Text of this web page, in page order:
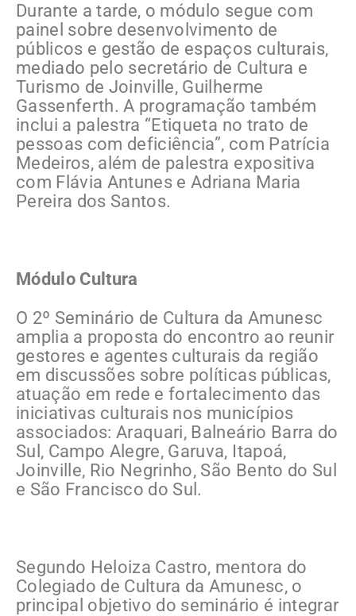
Durante a tarde, o módulo segue com
painel sobre desenvolvimento de
públicos e gestão de espaços culturais,
mediado pelo secretário de Cultura e
Turismo de Joinville, Guilherme
Gassenferth. A programação também
inclui a palestra “Etiqueta no trato de
pessoas com deficiência”, com Patrícia
Medeiros, além de palestra expositiva
com Flávia Antunes e Adriana Maria
Pereira dos Santos.
Módulo Cultura
O 2º Seminário de Cultura da Amunesc
amplia a proposta do encontro ao reunir
gestores e agentes culturais da região
em discussões sobre políticas públicas,
atuação em rede e fortalecimento das
iniciativas culturais nos municípios
associados: Araquari, Balneário Barra do
Sul, Campo Alegre, Garuva, Itapoá,
Joinville, Rio Negrinho, São Bento do Sul
e São Francisco do Sul.
Segundo Heloiza Castro, mentora do
Colegiado de Cultura da Amunesc, o
principal objetivo do seminário é integrar